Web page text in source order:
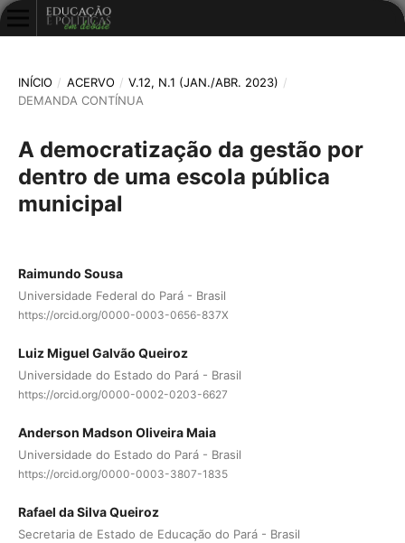
INÍCIO / ACERVO / V.12, N.1 (JAN./ABR. 2023) /
DEMANDA CONTÍNUA
A democratização da gestão por
dentro de uma escola pública
municipal
Raimundo Sousa
Universidade Federal do Pará - Brasil
https://orcid.org/0000-0003-0656-837X
Luiz Miguel Galvão Queiroz
Universidade do Estado do Pará - Brasil
https://orcid.org/0000-0002-0203-6627
Anderson Madson Oliveira Maia
Universidade do Estado do Pará - Brasil
https://orcid.org/0000-0003-3807-1835
Rafael da Silva Queiroz
Secretaria de Estado de Educação do Pará - Brasil